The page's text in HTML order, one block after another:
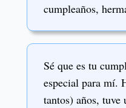
cumpleaños,
Sé que es tu
especial para mí.
tantos) años,